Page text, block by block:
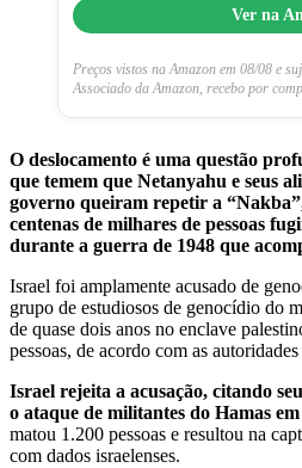
Ver na
Preços vistos na Amazon em 08/08 e
Associado da Amazon, recebo por
O deslocamento é uma questão
que temem que Netanyahu e seus
governo queiram repetir a
centenas de milhares de pessoas
durante a guerra de 1948 que
Israel foi amplamente acusado de
grupo de estudiosos de genocídio do
de quase dois anos no enclave
pessoas, de acordo com as
Israel rejeita a acusação, citando
o ataque de militantes do Hamas
matou 1.200 pessoas e resultou na
com dados israelenses.